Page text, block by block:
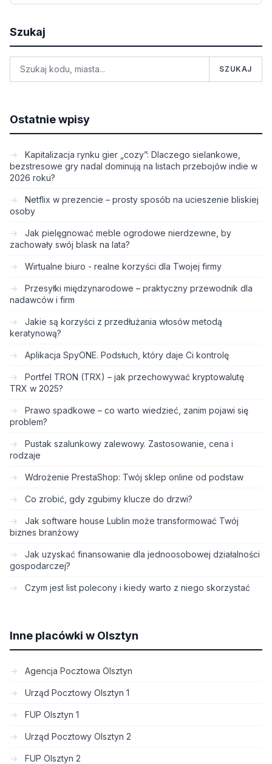
Szukaj
SZUKAJ
Ostatnie wpisy
Kapitalizacja rynku gier „cozy”: Dlaczego sielankowe,
bezstresowe gry nadal dominują na listach przebojów indie w
2026 roku?
Netflix w prezencie – prosty sposób na ucieszenie bliskiej
osoby
Jak pielęgnować meble ogrodowe nierdzewne, by
zachowały swój blask na lata?
Wirtualne biuro - realne korzyści dla Twojej firmy
Przesyłki międzynarodowe – praktyczny przewodnik dla
nadawców i firm
Jakie są korzyści z przedłużania włosów metodą
keratynową?
Aplikacja SpyONE. Podsłuch, który daje Ci kontrolę
Portfel TRON (TRX) – jak przechowywać kryptowalutę
TRX w 2025?
Prawo spadkowe – co warto wiedzieć, zanim pojawi się
problem?
Pustak szalunkowy zalewowy. Zastosowanie, cena i
rodzaje
Wdrożenie PrestaShop: Twój sklep online od podstaw
Co zrobić, gdy zgubimy klucze do drzwi?
Jak software house Lublin może transformować Twój
biznes branżowy
Jak uzyskać finansowanie dla jednoosobowej działalności
gospodarczej?
Czym jest list polecony i kiedy warto z niego skorzystać
Inne placówki w Olsztyn
Agencja Pocztowa Olsztyn
Urząd Pocztowy Olsztyn 1
FUP Olsztyn 1
Urząd Pocztowy Olsztyn 2
FUP Olsztyn 2